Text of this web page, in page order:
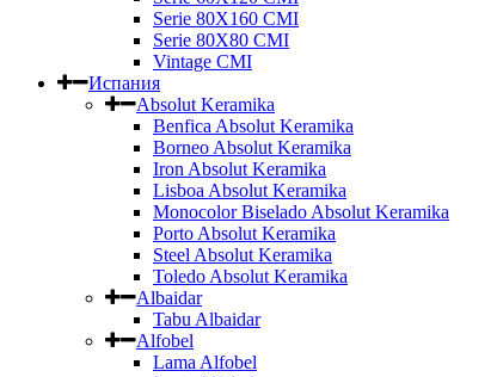
Serie 80Х160 CMI
Serie 80Х80 CMI
Vintage CMI
Испания
Absolut Keramika
Benfica Absolut Keramika
Borneo Absolut Keramika
Iron Absolut Keramika
Lisboa Absolut Keramika
Monocolor Biselado Absolut Keramika
Porto Absolut Keramika
Steel Absolut Keramika
Toledo Absolut Keramika
Albaidar
Tabu Albaidar
Alfobel
Lama Alfobel